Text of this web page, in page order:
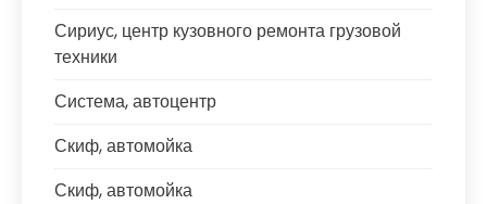
Сириус, центр кузовного ремонта грузовой
техники
Система, автоцентр
Скиф, автомойка
Скиф, автомойка